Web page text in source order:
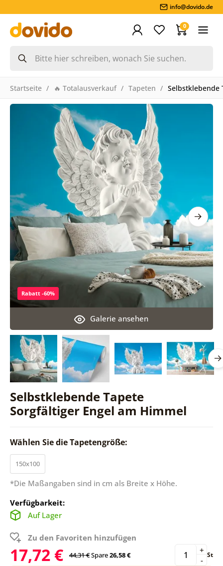
info@dovido.de
0
Startseite 🔥 Totalausverkauf Tapeten Selbstklebende
Selbstklebende Tapete
Sorgfältiger Engel am Himmel
Galerie ansehen
Rabatt -60%
Wählen Sie die Tapetengröße:
150x100
*Die Maßangaben sind in cm als Breite x Höhe.
Verfügbarkeit:
Auf Lager
Zu den Favoriten hinzufügen
17,72 € 44,31 €Spare26,58 € -
+ St